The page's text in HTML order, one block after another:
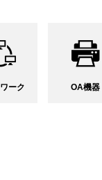
ワーク OA機器